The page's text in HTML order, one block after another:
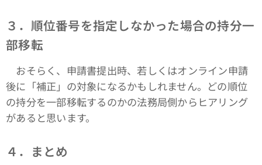
３．順位番号を指定しなかった場合の持分一
部移転
おそらく、申請書提出時、若しくはオンライン申請
後に「補正」の対象になるかもしれません。どの順位
の持分を一部移転するのかの法務局側からヒアリング
があると思います。
４．まとめ